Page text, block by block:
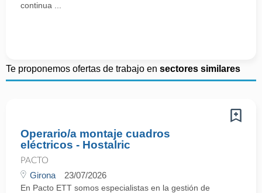
continua ...
Te proponemos ofertas de trabajo en sectores similares
Operario/a montaje cuadros
eléctricos - Hostalric
PACTO
Girona 23/07/2026
En Pacto ETT somos especialistas en la gestión de